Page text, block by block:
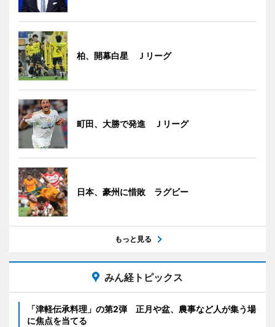
柏、開幕白星 Ｊリーグ
町田、大勝で発進 Ｊリーグ
日本、豪州に惜敗 ラグビー
もっと見る
みん経トピックス
「津軽伝承料理」の第2弾 正月や盆、農事など人が集う場
に焦点を当てる